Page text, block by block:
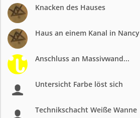
Knacken des Hauses
Haus an einem Kanal in Nancy
Anschluss an Massivwand...
Untersicht Farbe löst sich
Technikschacht Weiße Wanne